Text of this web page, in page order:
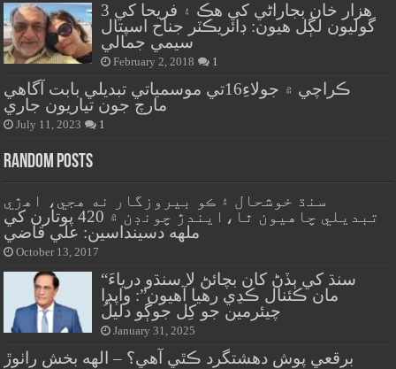
هزار خان بجاراڻي کي هڪ ۽ فريحا کي 3
گوليون لڳل هيون: ڊائريڪٽر جناح اسپتال
سيمي جمالي
February 2, 2018 1
ڪراچي ۾ جولاءِ16تي موسمياتي تبديلي بابت آگاهي
مارچ جون تياريون جاري
July 11, 2023 1
Random Posts
سنڌ خوشحال ۽ ڪو بيروزگار نه هجي، اهڙي
تبديلي چاهيون ٿا،ايندڙ چونڊن ۾ 420 پوتارن کي
ملهه دسينداسين: علي قاضي
October 13, 2017
“سنڌ کي ٻڏڻ کان بچائڻ لا سنڌو درياءَ
مان ڪئنال ڪڍي رهيا آهيون”: واپڊا
چيئرمين جو کِل جوڳو دليلُ
January 31, 2025
برقعي پوش دهشتگرد ڪٿي آهي؟ – الهه بخش راٺوڙ